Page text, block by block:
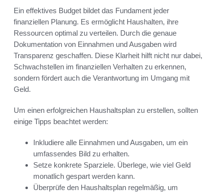
Ein effektives Budget bildet das Fundament jeder
finanziellen Planung. Es ermöglicht Haushalten, ihre
Ressourcen optimal zu verteilen. Durch die genaue
Dokumentation von Einnahmen und Ausgaben wird
Transparenz geschaffen. Diese Klarheit hilft nicht nur dabei,
Schwachstellen im finanziellen Verhalten zu erkennen,
sondern fördert auch die Verantwortung im Umgang mit
Geld.
Um einen erfolgreichen Haushaltsplan zu erstellen, sollten
einige Tipps beachtet werden:
Inkludiere alle Einnahmen und Ausgaben, um ein
umfassendes Bild zu erhalten.
Setze konkrete Sparziele. Überlege, wie viel Geld
monatlich gespart werden kann.
Überprüfe den Haushaltsplan regelmäßig, um